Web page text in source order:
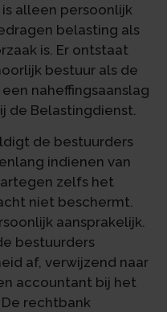
alleen persoonlijk
belasting als
is. Er ontstaat
bestuur als de
naheffingsaanslag
de Belastingdienst.
de bestuurders
indienen van
zelfs het
niet beschermt.
aansprakelijk.
bestuurders
af, verwijzend naar
accountant bij het
rechtbank